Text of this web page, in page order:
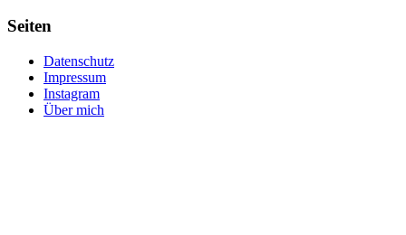
Seiten
Datenschutz
Impressum
Instagram
Über mich